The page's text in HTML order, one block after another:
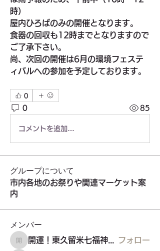
時）
屋内ひろばのみの開催となります。
食器の回収も12時までとなりますので
ご了承下さい。
尚、次回の開催は6月の環境フェステ
ィバルへの参加を予定しております。
0
0 85
コメントを追加…
グループについて
市内各地のお祭りや関連マーケット案
内
メンバー
開運！東久留米七福神めぐり
フォロー